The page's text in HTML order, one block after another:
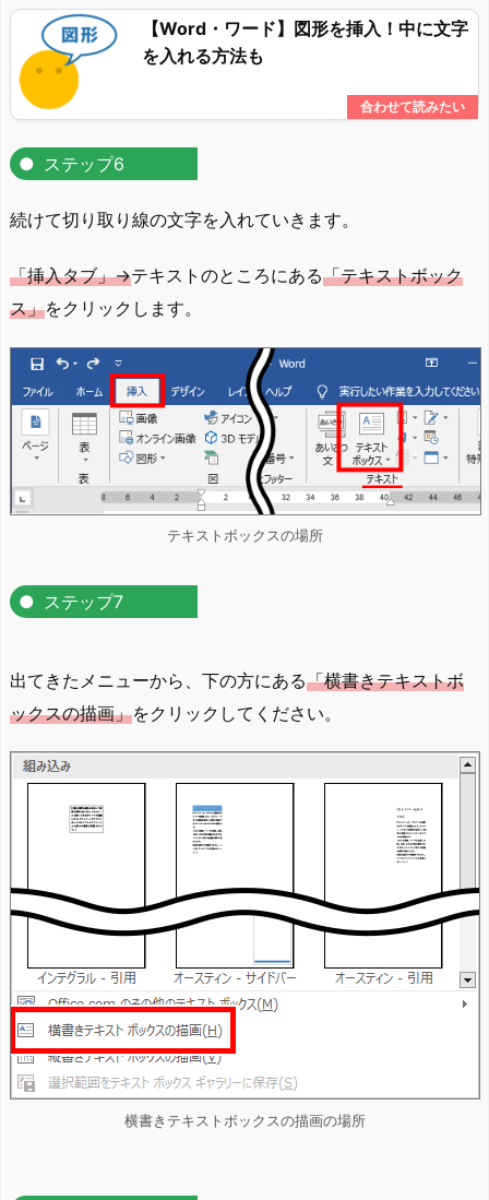
【Word・ワード】図形を挿入！中に文字
を入れる方法も
ステップ6
続けて切り取り線の文字を入れていきます。
「挿入タブ」→テキストのところにある「テキストボック
ス」をクリックします。
テキストボックスの場所
ステップ7
出てきたメニューから、下の方にある「横書きテキストボ
ックスの描画」をクリックしてください。
横書きテキストボックスの描画の場所